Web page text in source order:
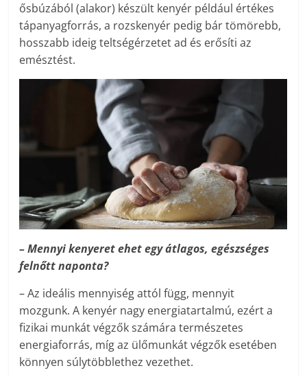
ősbúzából (alakor) készült kenyér például értékes
tápanyagforrás, a rozskenyér pedig bár tömörebb,
hosszabb ideig teltségérzetet ad és erősíti az
emésztést.
– Mennyi kenyeret ehet egy átlagos, egészséges
felnőtt naponta?
– Az ideális mennyiség attól függ, mennyit
mozgunk. A kenyér nagy energiatartalmú, ezért a
fizikai munkát végzők számára természetes
energiaforrás, míg az ülőmunkát végzők esetében
könnyen súlytöbblethez vezethet.